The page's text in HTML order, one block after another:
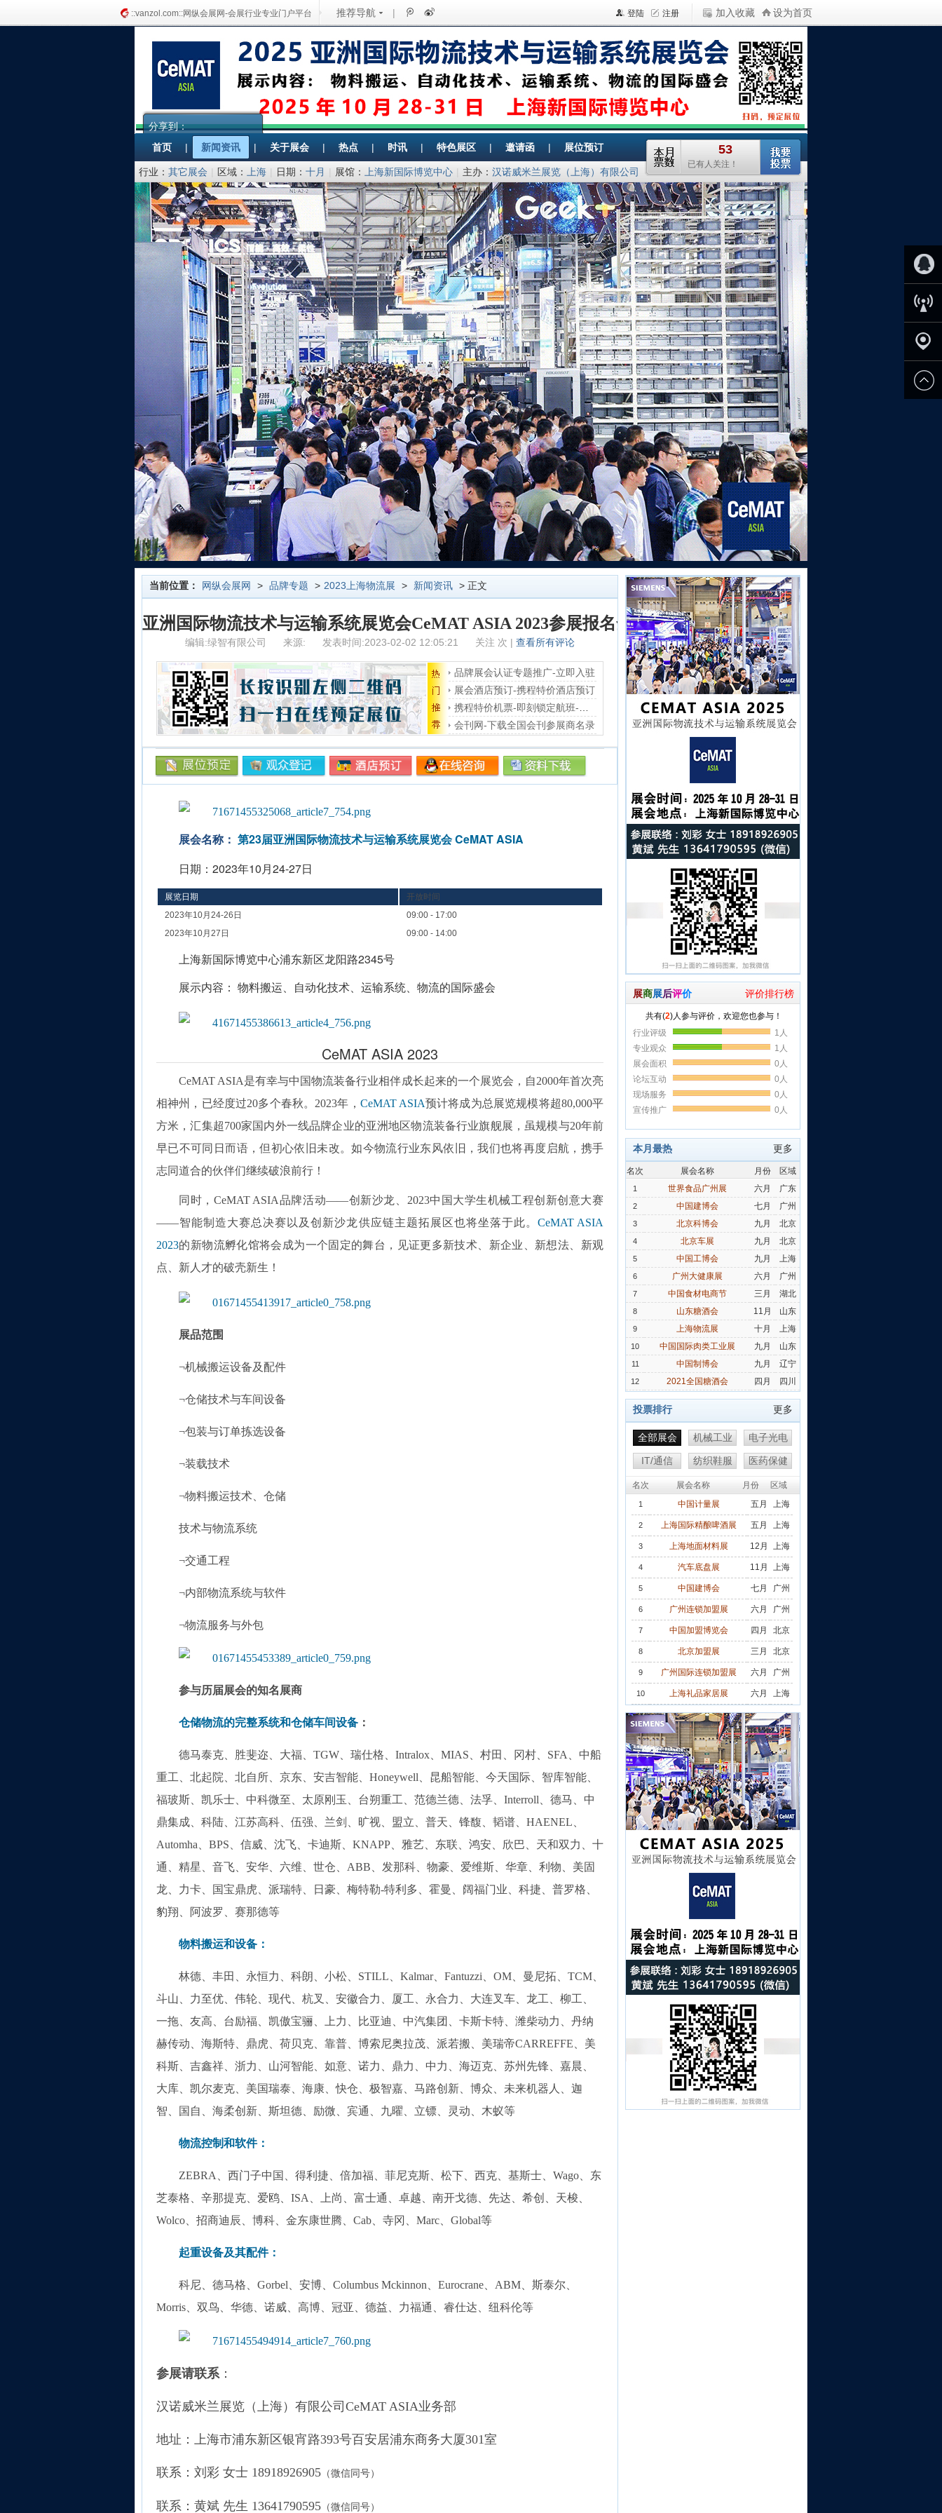
::vanzol.com::网纵会展网-会展行业专业门户平台 推荐导航 | 加入收藏 设为首页
分享到：
首页
| 新闻资讯 | 关于展会 | 热点 | 时讯 | 特色展区 | 邀请函 | 展位预订
行业： 其它展会 | 区域： 上海 | 日期： 十月 | 展馆： 上海新国际博览中心 | 主办： 汉诺威米兰展览（上海）有限公司
当前位置： 网纵会展网 > 品牌专题 > 2023上海物流展 > 新闻资讯 > 正文
亚洲国际物流技术与运输系统展览会CeMAT ASIA 2023参展报名全面启动
编辑:绿智有限公司 来源: 发表时间:2023-02-02 12:05:21 关注 次 | 查看所有评论
品牌展会认证专题推广-立即入驻
展会酒店预订-携程特价酒店预订
会刊网-下载全国会刊参展商名录
展会名称： 第23届亚洲国际物流技术与运输系统展览会 CeMAT ASIA
日期：2023年10月24-27日
展览日期
开放时间
2023年10月24-26日
09:00 - 17:00
2023年10月27日
09:00 - 14:00
上海新国际博览中心浦东新区龙阳路2345号
展示内容： 物料搬运、自动化技术、运输系统、物流的国际盛会
CeMAT ASIA 2023
CeMAT ASIA是有幸与中国物流装备行业相伴成长起来的一个展览会，自2000年首次亮
相神州，已经度过20多个春秋。2023年， CeMAT ASIA预计将成为总展览规模将超80,000平
方米，汇集超700家国内外一线品牌企业的亚洲地区物流装备行业旗舰展，虽规模与20年前
早已不可同日而语，但初心依旧未改。如今物流行业东风依旧，我们也将再度启航，携手
志同道合的伙伴们继续破浪前行！
同时，CeMAT ASIA品牌活动——创新沙龙、2023中国大学生机械工程创新创意大赛
——智能制造大赛总决赛以及创新沙龙供应链主题拓展区也将坐落于此。 CeMAT ASIA
2023的新物流孵化馆将会成为一个固定的舞台，见证更多新技术、新企业、新想法、新观
点、新人才的破壳新生！
展品范围
¬机械搬运设备及配件
¬仓储技术与车间设备
¬包装与订单拣选设备
¬装载技术
¬物料搬运技术、仓储
技术与物流系统
¬交通工程
¬内部物流系统与软件
¬物流服务与外包
参与历届展会的知名展商
仓储物流的完整系统和仓储车间设备 ：
德马泰克、胜斐迩、大福、TGW、瑞仕格、Intralox、MIAS、村田、冈村、SFA、中船
重工、北起院、北自所、京东、安吉智能、Honeywell、昆船智能、今天国际、智库智能、
福玻斯、凯乐士、中科微至、太原刚玉、台朔重工、范德兰德、法孚、Interroll、德马、中
鼎集成、科陆、江苏高科、伍强、兰剑、旷视、盟立、普天、锋馥、韬谱、HAENEL、
Automha、BPS、信威、沈飞、卡迪斯、KNAPP、雅艺、东联、鸿安、欣巴、天和双力、十
通、精星、音飞、安华、六维、世仓、ABB、发那科、物豪、爱维斯、华章、利物、美固
龙、力卡、国宝鼎虎、派瑞特、日豪、梅特勒-特利多、霍曼、阔福门业、科捷、普罗格、
豹翔、阿波罗、赛那德等
物料搬运和设备：
林德、丰田、永恒力、科朗、小松、STILL、Kalmar、Fantuzzi、OM、曼尼拓、TCM、
斗山、力至优、伟轮、现代、杭叉、安徽合力、厦工、永合力、大连叉车、龙工、柳工、
一拖、友高、台励福、凯傲宝骊、上力、比亚迪、中汽集团、卡斯卡特、潍柴动力、丹纳
赫传动、海斯特、鼎虎、荷贝克、靠普、博索尼奥拉茂、派若搬、美瑞帝CARREFFE、美
科斯、吉鑫祥、浙力、山河智能、如意、诺力、鼎力、中力、海迈克、苏州先锋、嘉晨、
大库、凯尔麦克、美国瑞泰、海康、快仓、极智嘉、马路创新、博众、未来机器人、迦
智、国自、海柔创新、斯坦德、励微、宾通、九曜、立镖、灵动、木蚁等
物流控制和软件：
ZEBRA、西门子中国、得利捷、倍加福、菲尼克斯、松下、西克、基斯士、Wago、东
芝泰格、辛那提克、爱鸥、ISA、上尚、富士通、卓越、南开戈德、先达、希创、天梭、
Wolco、招商迪辰、博科、金东康世腾、Cab、寺冈、Marc、Global等
起重设备及其配件：
科尼、德马格、Gorbel、安博、Columbus Mckinnon、Eurocrane、ABM、斯泰尔、
Morris、双鸟、华德、诺威、高博、冠亚、德益、力福通、睿仕达、纽科伦等
参展请联系 ：
汉诺威米兰展览（上海）有限公司 CeMAT ASIA业务部
地址：上海市浦东新区银宵路393号百安居浦东商务大厦301室
联系：刘彩 女士 18918926905 （微信同号）
联系：黄斌 先生 13641790595 （微信同号）
展商展后评价 评价排行榜
本月最热 更多
名次 展会名称 月份 区域
1 世界食品广州展 六月 广东
2 中国建博会 七月 广州
3 北京科博会 九月 北京
4 北京车展 九月 北京
5 中国工博会 九月 上海
6 广州大健康展 六月 广州
7 中国食材电商节 三月 湖北
8 山东糖酒会 11月 山东
9 上海物流展 十月 上海
10 中国国际肉类工业展 九月 山东
11 中国制博会 九月 辽宁
12 2021全国糖酒会 四月 四川
投票排行 更多
全部展会 机械工业 电子光电
IT/通信 纺织鞋服 医药保健
名次 展会名称 月份 区域
1 中国计量展 五月 上海
2 上海国际精酿啤酒展 五月 上海
3 上海地面材料展 12月 上海
4 汽车底盘展 11月 上海
5 中国建博会 七月 广州
6 广州连锁加盟展 六月 广州
7 中国加盟博览会 四月 北京
8 北京加盟展 三月 北京
9 广州国际连锁加盟展 六月 广州
10 上海礼品家居展 六月 上海
QQ客服
申请参
观众登